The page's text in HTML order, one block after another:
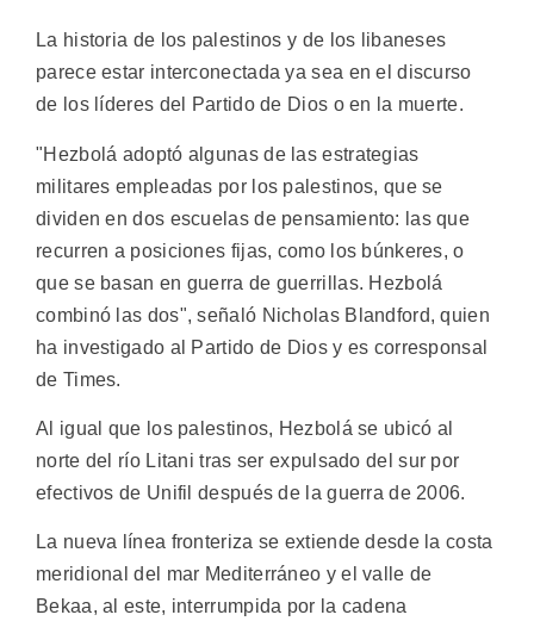
La historia de los palestinos y de los libaneses
parece estar interconectada ya sea en el discurso
de los líderes del Partido de Dios o en la muerte.
"Hezbolá adoptó algunas de las estrategias
militares empleadas por los palestinos, que se
dividen en dos escuelas de pensamiento: las que
recurren a posiciones fijas, como los búnkeres, o
que se basan en guerra de guerrillas. Hezbolá
combinó las dos", señaló Nicholas Blandford, quien
ha investigado al Partido de Dios y es corresponsal
de Times.
Al igual que los palestinos, Hezbolá se ubicó al
norte del río Litani tras ser expulsado del sur por
efectivos de Unifil después de la guerra de 2006.
La nueva línea fronteriza se extiende desde la costa
meridional del mar Mediterráneo y el valle de
Bekaa, al este, interrumpida por la cadena